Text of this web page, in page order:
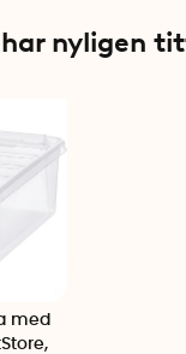
har nyligen
med